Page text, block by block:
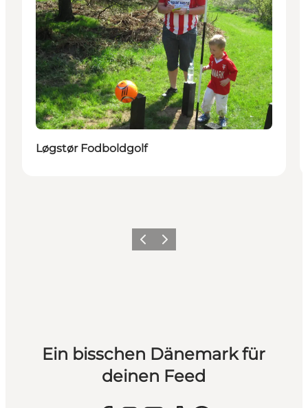
Løgstør Fodboldgolf
ZurückWeiter
Ein bisschen Dänemark für
deinen Feed